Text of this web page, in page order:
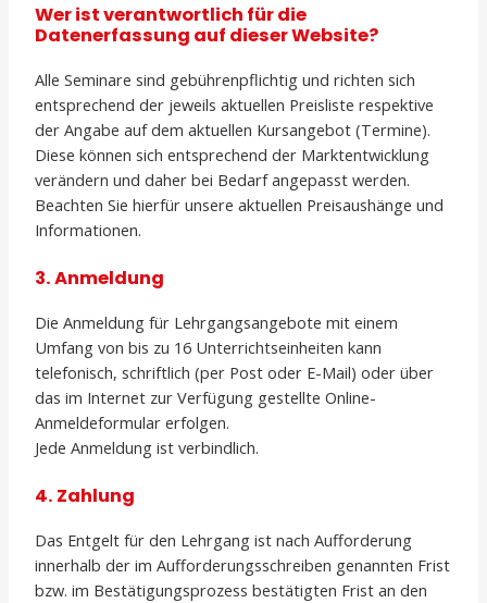
Wer ist verantwortlich für die
Datenerfassung auf dieser Website?
Alle Seminare sind gebührenpflichtig und richten sich
entsprechend der jeweils aktuellen Preisliste respektive
der Angabe auf dem aktuellen Kursangebot (Termine).
Diese können sich entsprechend der Marktentwicklung
verändern und daher bei Bedarf angepasst werden.
Beachten Sie hierfür unsere aktuellen Preisaushänge und
Informationen.
3. Anmeldung
Die Anmeldung für Lehrgangsangebote mit einem
Umfang von bis zu 16 Unterrichtseinheiten kann
telefonisch, schriftlich (per Post oder E-Mail) oder über
das im Internet zur Verfügung gestellte Online-
Anmeldeformular erfolgen.
Jede Anmeldung ist verbindlich.
4. Zahlung
Das Entgelt für den Lehrgang ist nach Aufforderung
innerhalb der im Aufforderungsschreiben genannten Frist
bzw. im Bestätigungsprozess bestätigten Frist an den